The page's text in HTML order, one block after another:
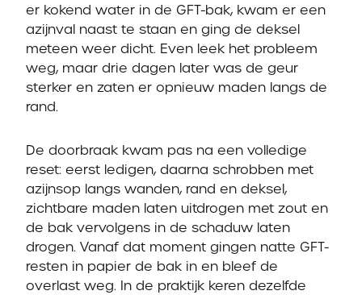
er kokend water in de GFT-bak, kwam er een
azijnval naast te staan en ging de deksel
meteen weer dicht. Even leek het probleem
weg, maar drie dagen later was de geur
sterker en zaten er opnieuw maden langs de
rand.
De doorbraak kwam pas na een volledige
reset: eerst ledigen, daarna schrobben met
azijnsop langs wanden, rand en deksel,
zichtbare maden laten uitdrogen met zout en
de bak vervolgens in de schaduw laten
drogen. Vanaf dat moment gingen natte GFT-
resten in papier de bak in en bleef de
overlast weg. In de praktijk keren dezelfde